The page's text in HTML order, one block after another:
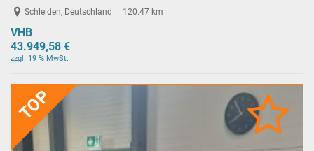
Schleiden, Deutschland 120.47 km
VHB
43.949,58 €
zzgl. 19 % MwSt.
TOP